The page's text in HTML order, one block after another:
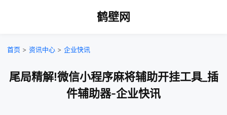
鹤壁网
首页 > 资讯中心 > 企业快讯
尾局精解!微信小程序麻将辅助开挂工具_插
件辅助器-企业快讯